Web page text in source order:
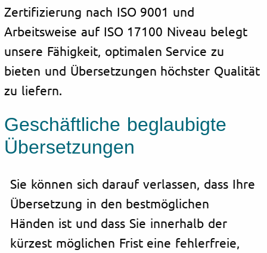
Zertifizierung nach ISO 9001 und
Arbeitsweise auf ISO 17100 Niveau belegt
unsere Fähigkeit, optimalen Service zu
bieten und Übersetzungen höchster Qualität
zu liefern.
Geschäftliche beglaubigte
Übersetzungen
Sie können sich darauf verlassen, dass Ihre
Übersetzung in den bestmöglichen
Händen ist und dass Sie innerhalb der
kürzest möglichen Frist eine fehlerfreie,